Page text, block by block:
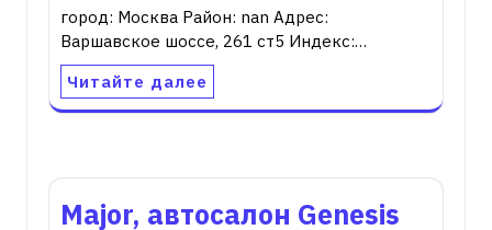
город: Москва Район: nan Адрес:
Варшавское шоссе, 261 ст5 Индекс:…
Читайте далее
Major, автосалон Genesis